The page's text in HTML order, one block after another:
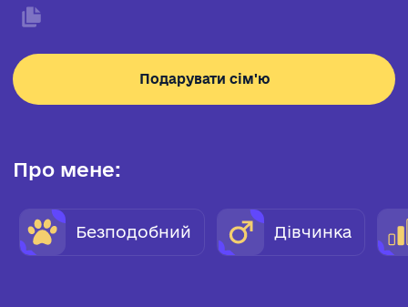
Подарувати сім'ю
Про мене:
Безподобний Дівчинка